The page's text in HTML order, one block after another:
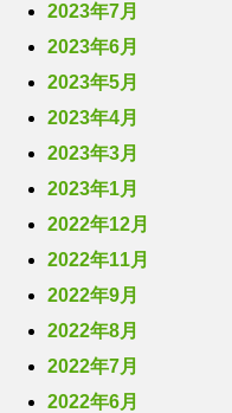
2023年7月
2023年6月
2023年5月
2023年4月
2023年3月
2023年1月
2022年12月
2022年11月
2022年9月
2022年8月
2022年7月
2022年6月